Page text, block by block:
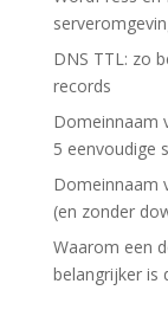
DNS TTL: zo
records
Domeinnaam
5 eenvoudige
Domeinnaam
(en zonder
Waarom een
belangrijker is